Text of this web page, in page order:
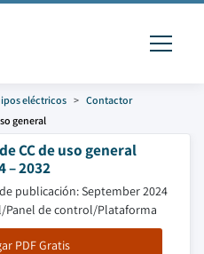
eléctricos
Contactor
general
CC de uso general
– 2032
publicación: September 2024
Panel de control/Plataforma
PDF Gratis